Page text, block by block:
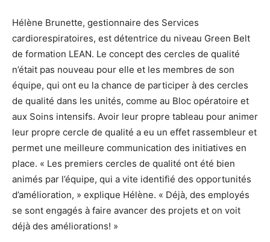
Hélène Brunette, gestionnaire des Services
cardiorespiratoires, est détentrice du niveau Green Belt
de formation LEAN. Le concept des cercles de qualité
n’était pas nouveau pour elle et les membres de son
équipe, qui ont eu la chance de participer à des cercles
de qualité dans les unités, comme au Bloc opératoire et
aux Soins intensifs. Avoir leur propre tableau pour animer
leur propre cercle de qualité a eu un effet rassembleur et
permet une meilleure communication des initiatives en
place. « Les premiers cercles de qualité ont été bien
animés par l’équipe, qui a vite identifié des opportunités
d’amélioration, » explique Hélène. « Déjà, des employés
se sont engagés à faire avancer des projets et on voit
déjà des améliorations! »